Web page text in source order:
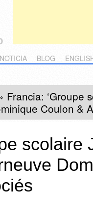
BLOG
Francia: ‘Groupe
Coulon &
scolaire